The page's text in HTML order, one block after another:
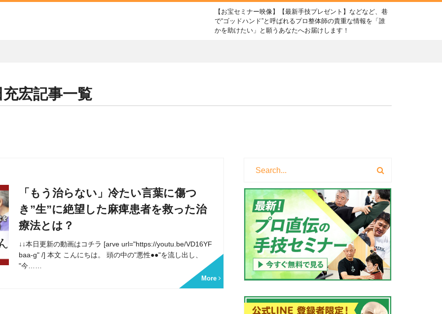
【お宝セミナー映像】【最新手技プレゼント】などなど、巷
で“ゴッドハンド”と呼ばれるプロ整体師の貴重な情報を「誰
かを助けたい」と願うあなたへお届けします！
宏記事一覧
「もう治らない」冷たい言葉に傷つ
き”生”に絶望した麻痺患者を救った治
療法とは？
↓↓本日更新の動画はコチラ [arve url="https://youtu.be/VD16YF
baa-g" /] 本文 こんにちは。 頭の中の"悪性●●"を流し出し、
"今……
More